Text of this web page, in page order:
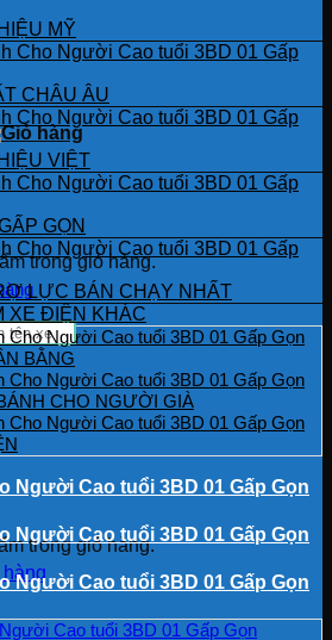
trong giỏ hàng.
trong giỏ hàng.
MỸ
CHÂU ÂU
VIỆT
GỌN
LỰC BÁN CHẠY NHẤT
XE ĐIỆN KHÁC
BẰNG
CHO NGƯỜI GIÀ